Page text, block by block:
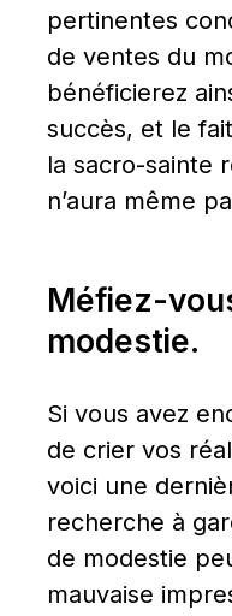
pertinentes
de ventes du
bénéficierez
succès, et le
la sacro-sainte
n’aura même
Méfiez-
modestie.
Si vous avez
de crier vos
voici une
recherche à
de modestie
mauvaise